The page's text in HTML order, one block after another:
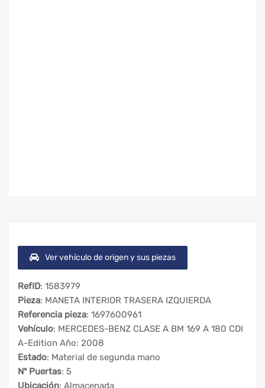
Ver vehículo de origen y sus piezas
RefID: 1583979
Pieza: MANETA INTERIOR TRASERA IZQUIERDA
Referencia pieza: 1697600961
Vehículo: MERCEDES-BENZ CLASE A BM 169 A 180 CDI
A-Edition Año: 2008
Estado: Material de segunda mano
Nº Puertas: 5
Ubicación: Almacenada